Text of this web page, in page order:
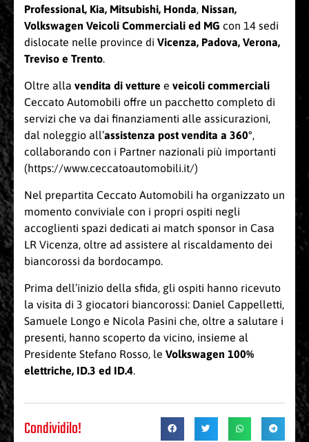
Professional, Kia, Mitsubishi, Honda, Nissan,
Volkswagen Veicoli Commerciali ed MG con 14 sedi
dislocate nelle province di Vicenza, Padova, Verona,
Treviso e Trento.
Oltre alla vendita di vetture e veicoli commerciali
Ceccato Automobili offre un pacchetto completo di
servizi che va dai finanziamenti alle assicurazioni,
dal noleggio all’assistenza post vendita a 360°,
collaborando con i Partner nazionali più importanti
(https://www.ceccatoautomobili.it/)
Nel prepartita Ceccato Automobili ha organizzato un
momento conviviale con i propri ospiti negli
accoglienti spazi dedicati ai match sponsor in Casa
LR Vicenza, oltre ad assistere al riscaldamento dei
biancorossi da bordocampo.
Prima dell’inizio della sfida, gli ospiti hanno ricevuto
la visita di 3 giocatori biancorossi: Daniel Cappelletti,
Samuele Longo e Nicola Pasini che, oltre a salutare i
presenti, hanno scoperto da vicino, insieme al
Presidente Stefano Rosso, le Volkswagen 100%
elettriche, ID.3 ed ID.4.
Condividilo!